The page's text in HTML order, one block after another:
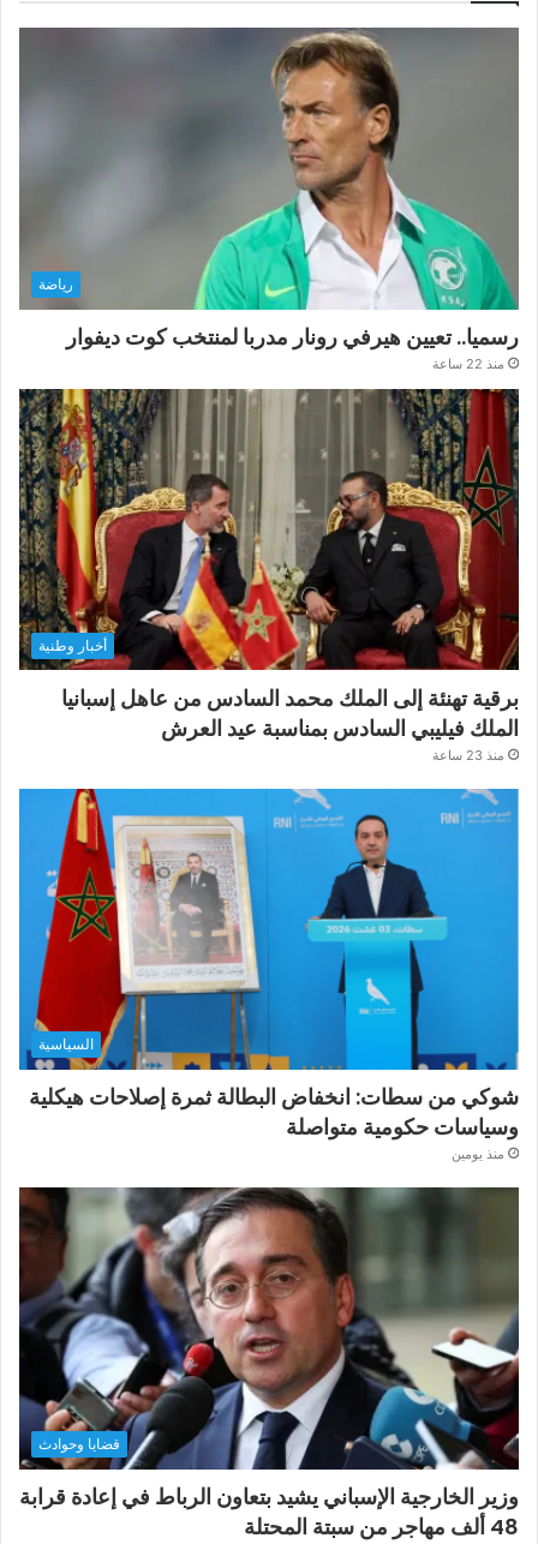
رياضة
رسميا.. تعيين هيرفي رونار مدربا لمنتخب كوت ديفوار
منذ 22 ساعة
أخبار وطنية
برقية تهنئة إلى الملك محمد السادس من عاهل إسبانيا
الملك فيليبي السادس بمناسبة عيد العرش
منذ 23 ساعة
السياسية
شوكي من سطات: انخفاض البطالة ثمرة إصلاحات هيكلية
وسياسات حكومية متواصلة
منذ يومين
قضايا وحوادث
وزير الخارجية الإسباني يشيد بتعاون الرباط في إعادة قرابة
48 ألف مهاجر من سبتة المحتلة